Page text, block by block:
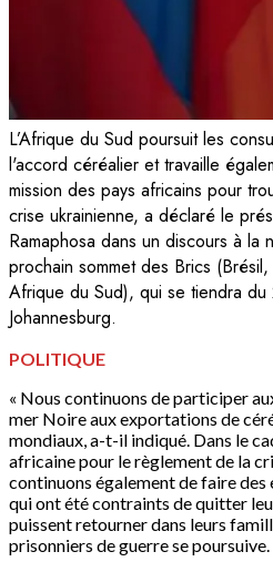
L’Afrique du Sud poursuit les
l'accord céréalier et travaille
mission des pays africains pour
crise ukrainienne, a déclaré le
Ramaphosa dans un discours à la
prochain sommet des Brics
Afrique du Sud), qui se tiendra
Johannesburg.
POLITIQUE
« Nous continuons de participer
mer Noire aux exportations de
mondiaux, a-t-il indiqué. Dans le
africaine pour le règlement de la
continuons également de faire
qui ont été contraints de quitter
puissent retourner dans leurs
prisonniers de guerre se poursuive.